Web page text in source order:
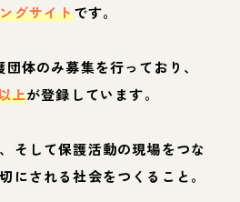
グサイトです。
体のみ募集を行っており、
上が登録しています。
そして保護活動の現場をつな
にされる社会をつくること。